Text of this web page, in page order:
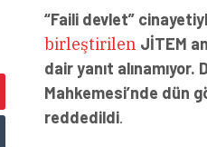
“Faili devlet”
birleştirilen JİTEM
dair yanıt alınamıyor.
Mahkemesi’nde dün
reddedildi.